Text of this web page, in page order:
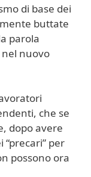
di base dei
buttate
parola
nuovo
che se
dopo avere
per
possono ora